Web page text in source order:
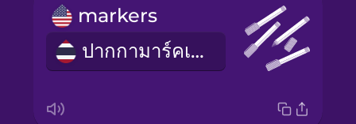
markers
ปากกามาร์คเกอร์